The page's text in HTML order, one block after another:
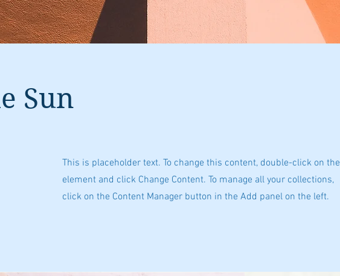
Sun
This is placeholder text. To change this content, double-click on the
element and click Change Content. To manage all your collections,
click on the Content Manager button in the Add panel on the left.